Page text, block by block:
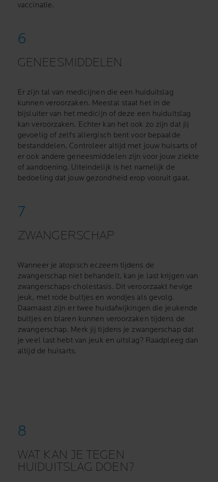
vaccinatie.
GENEESMIDDELEN
Er zijn tal van medicijnen die een huiduitslag
kunnen veroorzaken. Meestal staat het in de
bijsluiter van het medicijn of deze een huiduitslag
kan veroorzaken. Echter kan het ook zo zijn dat jij
gevoelig of zelfs allergisch bent voor bepaalde
bestanddelen. Controleer altijd met jouw huisarts of
er ook andere geneesmiddelen zijn voor jouw ziekte
of aandoening. Uiteindelijk is het namelijk de
bedoeling dat jouw gezondheid erop vooruit gaat.
ZWANGERSCHAP
Wanneer je atopisch eczeem tijdens de
zwangerschap niet behandelt, kan je last krijgen van
zwangerschaps-cholestasis. Dit veroorzaakt hevige
jeuk, met rode bultjes en wondjes als gevolg.
Daarnaast zijn er twee huidafwijkingen die jeukende
bultjes en blaren kunnen veroorzaken tijdens de
zwangerschap. Merk jij tijdens je zwangerschap dat
je veel last hebt van jeuk en uitslag? Raadpleeg dan
altijd de huisarts.
WAT KAN JE TEGEN
HUIDUITSLAG DOEN?